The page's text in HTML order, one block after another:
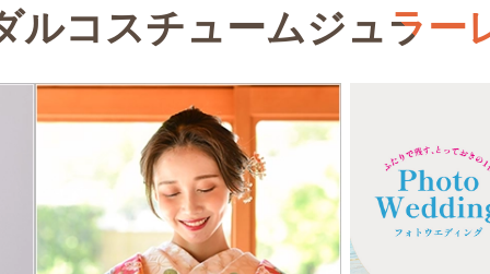
ルコスチュームジュラー